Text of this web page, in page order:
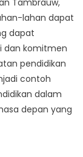
Tambrauw,
lahan dapat
dapat
dan komitmen
pendidikan
contoh
dalam
depan yang